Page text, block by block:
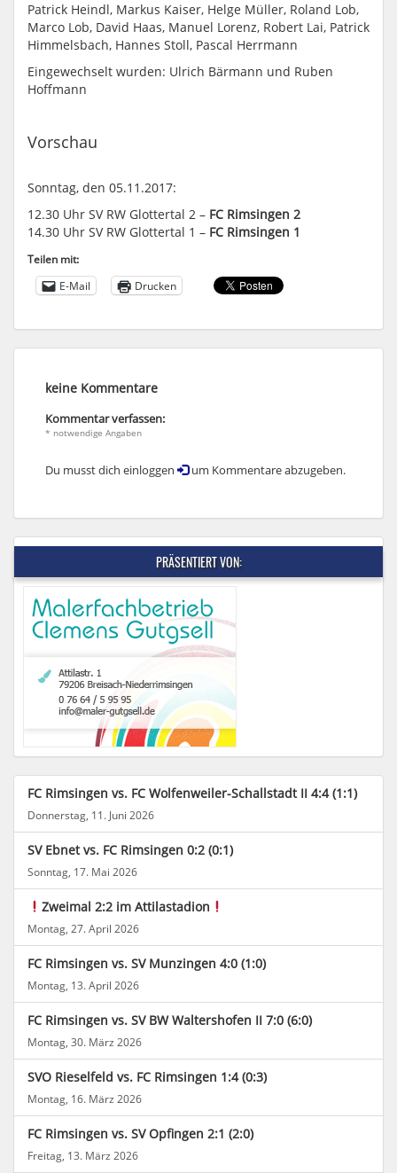
Patrick Heindl, Markus Kaiser, Helge Müller, Roland Lob,
Marco Lob, David Haas, Manuel Lorenz, Robert Lai, Patrick
Himmelsbach, Hannes Stoll, Pascal Herrmann
Eingewechselt wurden: ​Ulrich Bärmann und Ruben
Hoffmann
Vorschau
Sonntag, den 05.11.2017:
​12.30 Uhr SV RW Glottertal 2 – FC Rimsingen 2
​14.30 Uhr SV RW Glottertal 1 – FC Rimsingen 1
Teilen mit:
E-Mail
Drucken
keine Kommentare
Kommentar verfassen:
* notwendige Angaben
Du musst dich einloggen um Kommentare abzugeben.
PRÄSENTIERT VON:
FC Rimsingen vs. FC Wolfenweiler-Schallstadt II 4:4 (1:1)
Donnerstag, 11. Juni 2026
SV Ebnet vs. FC Rimsingen 0:2 (0:1)
Sonntag, 17. Mai 2026
Zweimal 2:2 im Attilastadion
Montag, 27. April 2026
FC Rimsingen vs. SV Munzingen 4:0 (1:0)
Montag, 13. April 2026
FC Rimsingen vs. SV BW Waltershofen II 7:0 (6:0)
Montag, 30. März 2026
SVO Rieselfeld vs. FC Rimsingen 1:4 (0:3)
Montag, 16. März 2026
FC Rimsingen vs. SV Opfingen 2:1 (2:0)
Freitag, 13. März 2026